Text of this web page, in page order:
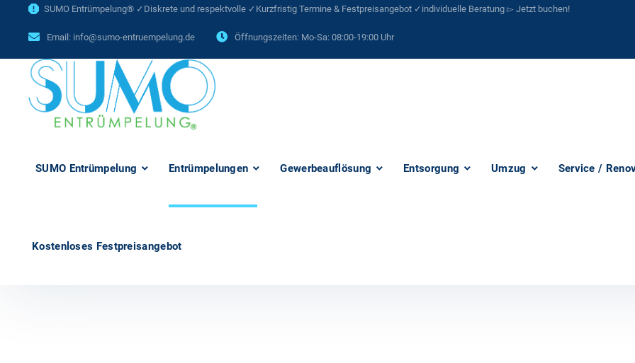
SUMO Entrümpelung® ✓Diskrete und respektvolle ✓Kurzfristig Termine & Festpreisangebot ✓individuelle Beratung ▻ Jetzt buchen!
Email: info@sumo-entruempelung.de Öffnungszeiten: Mo-Sa: 08:00-19:00 Uhr
SUMO Entrümpelung Entrümpelungen Gewerbeauflösung Entsorgung Umzug Service /
Kostenloses Festpreisangebot